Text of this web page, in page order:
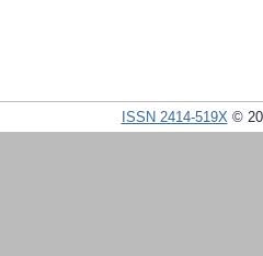
ISSN 2414-519X©